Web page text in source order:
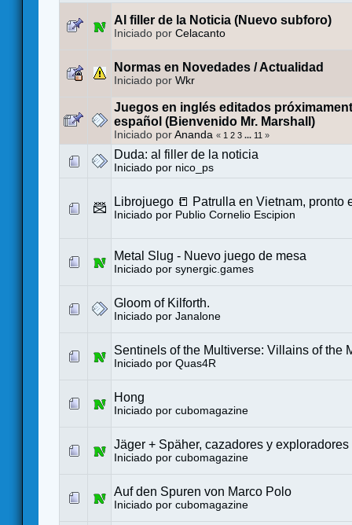
Al filler de la Noticia (Nuevo subforo)
Iniciado por Celacanto
Normas en Novedades / Actualidad
Iniciado por Wkr
Juegos en inglés editados
español (Bienvenido Mr. Marshall)
Iniciado por Ananda « 1 2 3 ... 11 »
Duda: al filler de la noticia
Iniciado por nico_ps
Librojuego 📒 Patrulla en Vietnam, pronto
Iniciado por Publio Cornelio Escipion
Metal Slug - Nuevo juego de mesa
Iniciado por synergic.games
Gloom of Kilforth.
Iniciado por Janalone
Sentinels of the Multiverse: Villains of the
Iniciado por Quas4R
Hong
Iniciado por cubomagazine
Jäger + Späher, cazadores y exploradores
Iniciado por cubomagazine
Auf den Spuren von Marco Polo
Iniciado por cubomagazine